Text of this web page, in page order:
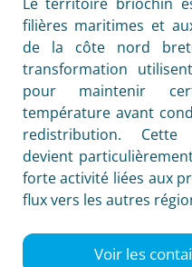
Le territoire briochin
filières maritimes et
de la côte nord
transformation
pour maintenir
température avant
redistribution. Cette
devient
forte activité liées aux
flux vers les autres
Voir les